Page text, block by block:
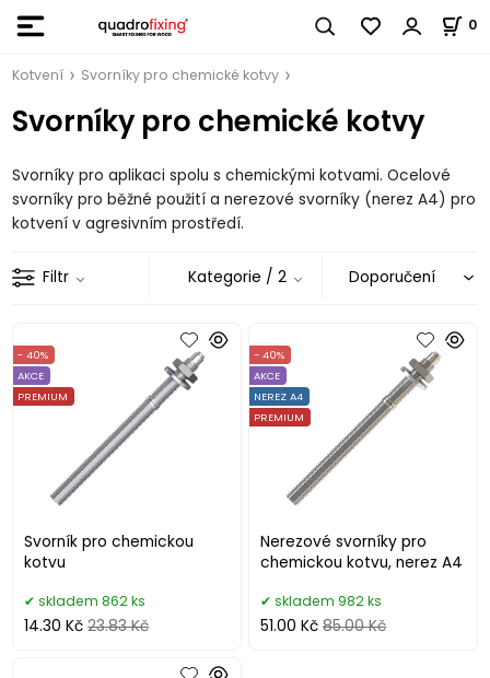
0
Kotvení Svorníky pro chemické kotvy
Svorníky pro chemické kotvy
Svorníky pro aplikaci spolu s chemickými kotvami. Ocelové
svorníky pro běžné použití a nerezové svorníky (nerez A4) pro
kotvení v agresivním prostředí.
Filtr Kategorie / 2
Svorník pro chemickou
kotvu
- 40%
AKCE
PREMIUM
skladem 862 ks
14.30 Kč 23.83 Kč
Nerezové svorníky pro
chemickou kotvu, nerez A4
- 40%
AKCE
NEREZ A4
PREMIUM
skladem 982 ks
51.00 Kč 85.00 Kč